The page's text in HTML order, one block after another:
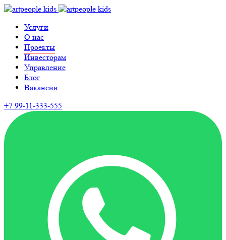
Услуги
О нас
Проекты
Инвесторам
Управление
Блог
Вакансии
+7 99-11-333-555